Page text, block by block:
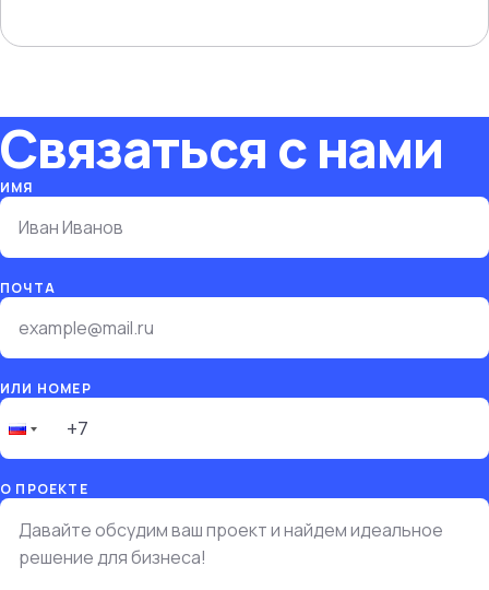
Связаться с нами
ИМЯ
ПОЧТА
ИЛИ НОМЕР
О ПРОЕКТЕ